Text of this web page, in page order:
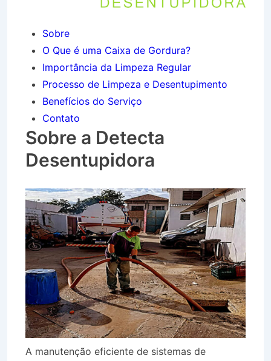
Sobre
O Que é uma Caixa de Gordura?
Importância da Limpeza Regular
Processo de Limpeza e Desentupimento
Benefícios do Serviço
Contato
Sobre a Detecta
Desentupidora
A manutenção eficiente de sistemas de